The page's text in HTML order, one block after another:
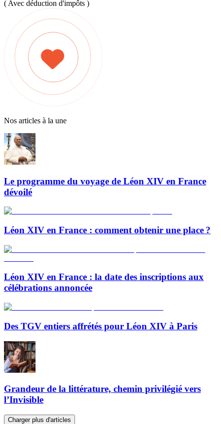
( Avec déduction d'impôts )
Nos articles à la une
Le programme du voyage de Léon XIV en France
dévoilé
Léon XIV en France : comment obtenir une place ?
Léon XIV en France : la date des inscriptions aux
célébrations annoncée
Des TGV entiers affrétés pour Léon XIV à Paris
Grandeur de la littérature, chemin privilégié vers
l’Invisible
Charger plus d'articles